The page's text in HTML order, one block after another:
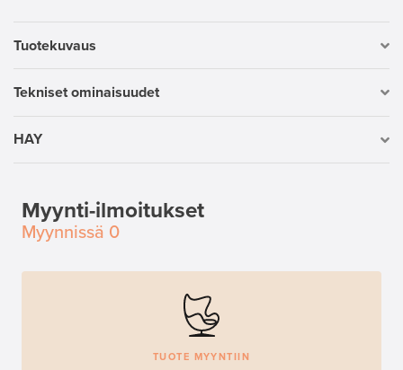
Tuotekuvaus
Tekniset ominaisuudet
HAY
Myynti-ilmoitukset
Myynnissä 0
TUOTE MYYNTIIN